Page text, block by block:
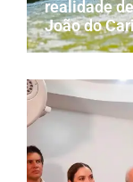
realidade
João do